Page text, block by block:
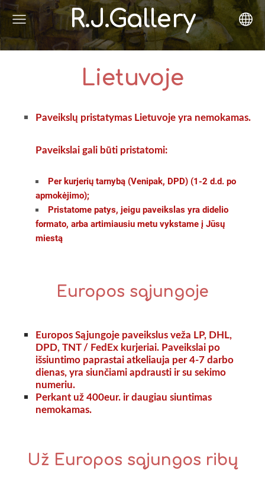
R.J.Gallery
Lietuvoje
Paveikslų pristatymas Lietuvoje yra nemokamas.
Paveikslai gali būti pristatomi:
Per kurjerių tarnybą (Venipak, DPD) (1-2 d.d. po
apmokėjimo);
Pristatome patys, jeigu paveikslas yra didelio
formato, arba artimiausiu metu vykstame į Jūsų
miestą
Europos sąjungoje
Europos Sąjungoje paveikslus veža LP, DHL,
DPD,TNT / FedEx kurjeriai. Paveikslai po
išsiuntimo paprastai atkeliauja per 4-7 darbo
dienas, yra siunčiami apdrausti ir su sekimo
numeriu.
Perkant už 400eur. ir daugiau siuntimas
nemokamas.
Už Europos sąjungos ribų